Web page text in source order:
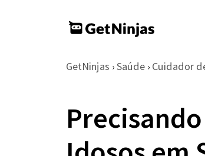
GetNinjas › Saúde › Cuidador